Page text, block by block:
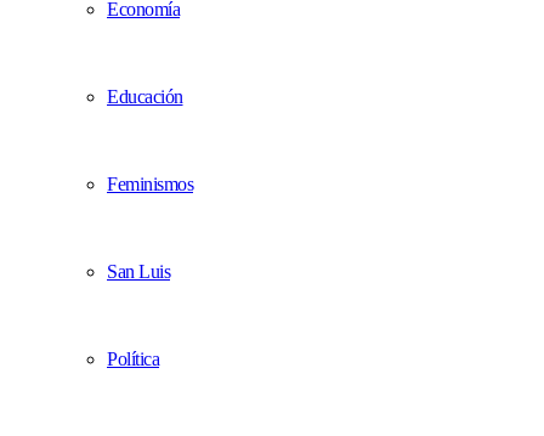
Economía
Educación
Feminismos
San Luis
Política